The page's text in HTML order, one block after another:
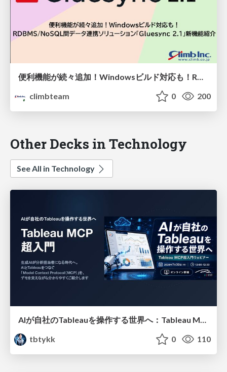
便利機能が続々追加！Windowsビルド対応も！RDBMS/NoSQL間のデータ連携ソリューション「Gluesync 2.1」新機能紹介
climbteam
0 200
Other Decks in Technology
See All in Technology
tbtykk
0 110